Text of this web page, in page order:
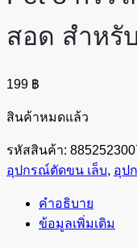
สอด สำหรั
199 ฿
สินค้าหมดแล้ว
รหัสสินค้า:
อุปกรณ์ตัดขน เล็บ, อุป
คำอธิบาย
ข้อมูลเพิ่มเติม